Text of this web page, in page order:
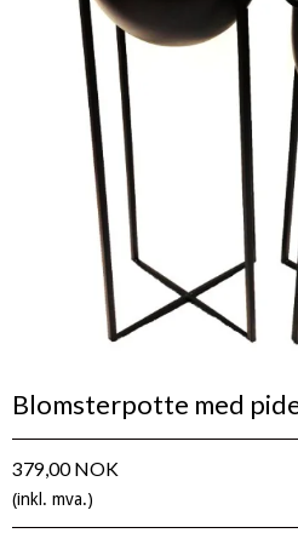
Blomsterpotte med
379,00 NOK
(inkl. mva.)